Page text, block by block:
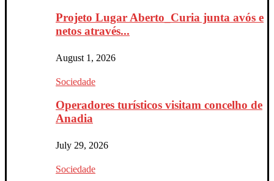
Projeto Lugar Aberto_Curia junta avós e
netos através...
August 1, 2026
Sociedade
Operadores turísticos visitam concelho de
Anadia
July 29, 2026
Sociedade